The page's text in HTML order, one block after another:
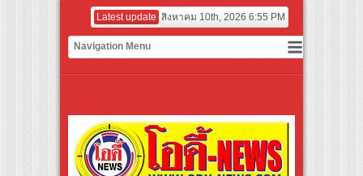
Latest update สิงหาคม 10th, 2026 6:55 PM